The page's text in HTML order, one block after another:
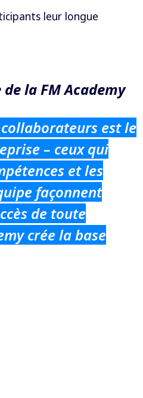
leur longue
la FM Academy
est le
– ceux qui
et les
façonnent
de toute
crée la base